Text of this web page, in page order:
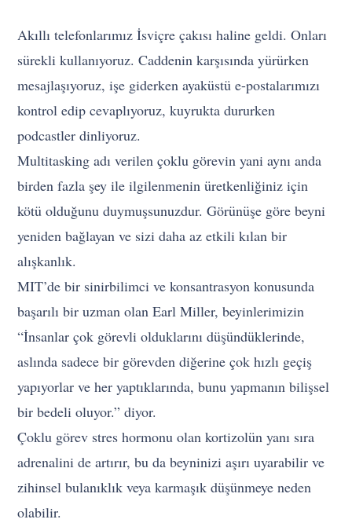
Akıllı telefonlarımız İsviçre çakısı haline geldi. Onları
sürekli kullanıyoruz. Caddenin karşısında yürürken
mesajlaşıyoruz, işe giderken ayaküstü e-postalarımızı
kontrol edip cevaplıyoruz, kuyrukta dururken
podcastler dinliyoruz.
Multitasking adı verilen çoklu görevin yani aynı anda
birden fazla şey ile ilgilenmenin üretkenliğiniz için
kötü olduğunu duymuşsunuzdur. Görünüşe göre beyni
yeniden bağlayan ve sizi daha az etkili kılan bir
alışkanlık.
MIT’de bir sinirbilimci ve konsantrasyon konusunda
başarılı bir uzman olan Earl Miller, beyinlerimizin
“İnsanlar çok görevli olduklarını düşündüklerinde,
aslında sadece bir görevden diğerine çok hızlı geçiş
yapıyorlar ve her yaptıklarında, bunu yapmanın bilişsel
bir bedeli oluyor.” diyor.
Çoklu görev stres hormonu olan kortizolün yanı sıra
adrenalini de artırır, bu da beyninizi aşırı uyarabilir ve
zihinsel bulanıklık veya karmaşık düşünmeye neden
olabilir.